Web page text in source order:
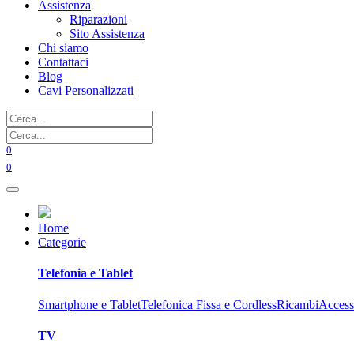
Assistenza
Riparazioni
Sito Assistenza
Chi siamo
Contattaci
Blog
Cavi Personalizzati
0
0
Home
Categorie
Telefonia e Tablet
Smartphone e TabletTelefonica Fissa e CordlessRicambi
TV